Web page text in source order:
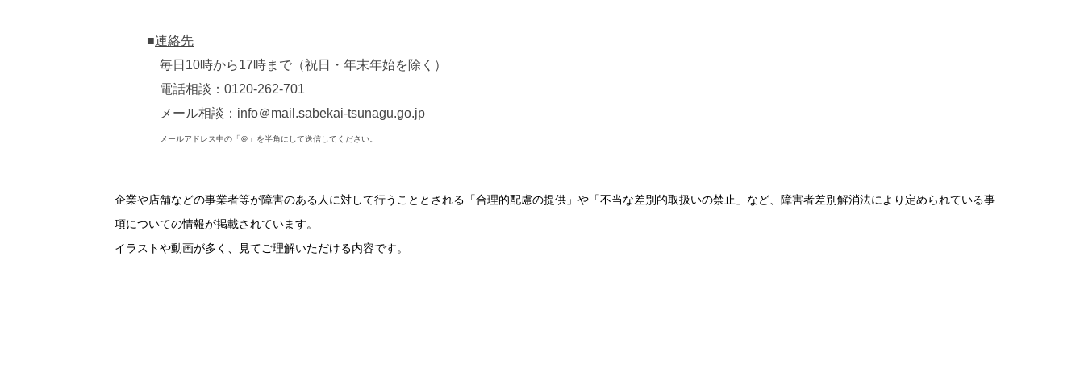
■連絡先
毎日10時から17時まで（祝日・年末年始を除く）
電話相談：0120-262-701
メール相談：info＠mail.sabekai-tsunagu.go.jp
メールアドレス中の「＠」を半角にして送信してください。
企業や店舗などの事業者等が障害のある人に対して行うこととされる「合理的配慮の提供」や「不当な差別的取扱いの禁止」など、障害者差別解消法により定められている事
項についての情報が掲載されています。
イラストや動画が多く、見てご理解いただける内容です。